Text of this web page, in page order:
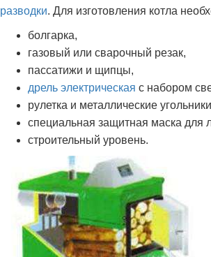
разводки. Для изготовления котла
болгарка,
газовый или сварочный резак,
пассатижи и щипцы,
дрель электрическая с набором
рулетка и металлические
специальная защитная маска для
строительный уровень.